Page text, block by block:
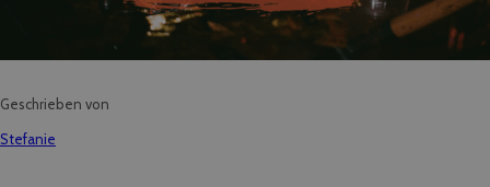
Geschrieben von
Stefanie